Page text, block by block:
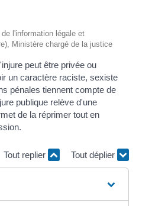
l'information légale et
Ministère chargé de la justice
peut être privée ou
un caractère raciste, sexiste
pénales tiennent compte de
publique relève d'une
de la réprimer tout en
Tout replier Tout déplier